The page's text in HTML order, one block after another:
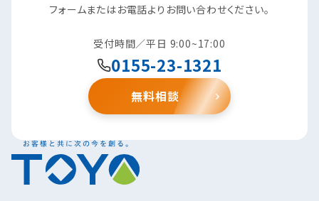
フォームまたはお電話よりお問い合わせください。
受付時間／平日 9:00~17:00
0155-23-1321
無料相談